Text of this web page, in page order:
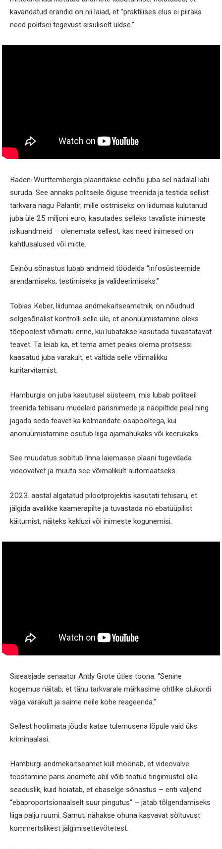
kavandatud erandid on nii laiad, et “praktilises elus ei piiraks
need politsei tegevust sisuliselt üldse.”
Baden-Württembergis plaanitakse eelnõu juba sel nädalal läbi
suruda. See annaks politseile õiguse treenida ja testida sellist
tarkvara nagu Palantir, mille ostmiseks on liidumaa kulutanud
juba üle 25 miljoni euro, kasutades selleks tavaliste inimeste
isikuandmeid – olenemata sellest, kas need inimesed on
kahtlusalused või mitte.
Eelnõu sõnastus lubab andmeid töödelda “infosüsteemide
arendamiseks, testimiseks ja valideerimiseks.”
Tobias Keber, liidumaa andmekaitseametnik, on nõudnud
selgesõnalist kontrolli selle üle, et anonüümistamine oleks
tõepoolest võimatu enne, kui lubatakse kasutada tuvastatavat
teavet. Ta leiab ka, et tema amet peaks olema protsessi
kaasatud juba varakult, et vältida selle võimalikku
kuritarvitamist.
Hamburgis on juba kasutusel süsteem, mis lubab politseil
treenida tehisaru mudeleid pärisnimede ja näopiltide peal ning
jagada seda teavet ka kolmandate osapooltega, kui
anonüümistamine osutub liiga ajamahukaks või keerukaks.
See muudatus sobitub linna laiemasse plaani tugevdada
videovalvet ja muuta see võimalikult automaatseks.
2023. aastal algatatud pilootprojektis kasutati tehisaru, et
jälgida avalikke kaamerapilte ja tuvastada nö ebatüüpilist
käitumist, näiteks kaklusi või inimeste kogunemisi.
Siseasjade senaator Andy Grote ütles toona: “Senine
kogemus näitab, et tänu tarkvarale märkasime ohtlike olukordi
väga varakult ja saime neile kohe reageerida.”
Sellest hoolimata jõudis katse tulemusena lõpule vaid üks
kriminaalasi.
Hamburgi andmekaitseamet küll möönab, et videovalve
teostamine päris andmete abil võib teatud tingimustel olla
seaduslik, kuid hoiatab, et ebaselge sõnastus – eriti väljend
“ebaproportsionaalselt suur pingutus” – jätab tõlgendamiseks
liiga palju ruumi. Samuti nähakse ohuna kasvavat sõltuvust
kommertslikest jälgimisettevõtetest.